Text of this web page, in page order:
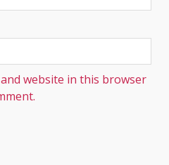
website in this browser